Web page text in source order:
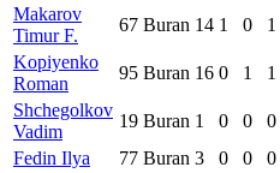
Makarov
Timur F.
67 Buran 14 1 0 1
Kopiyenko
Roman
95 Buran 16 0 1 1
Shchegolkov
Vadim
19 Buran 1 0 0 0
Fedin Ilya
77 Buran 3 0 0 0